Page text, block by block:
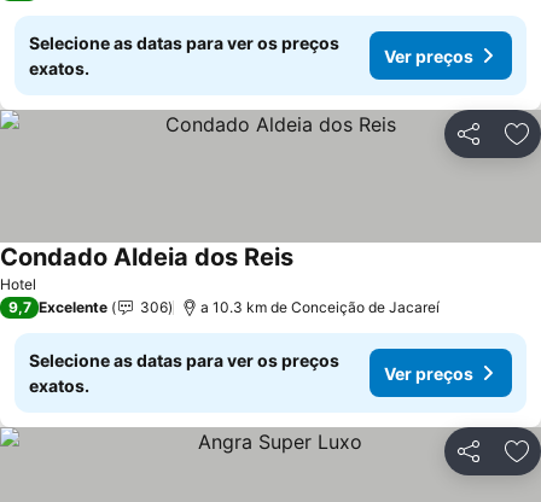
Selecione as datas para ver os preços
exatos.
Ver preços
Partilhar
Hotel
Condado Aldeia dos Reis
9,7 Excelente 306 a 10.3 km de Conceição de Jacareí
Selecione as datas para ver os preços
exatos.
Ver preços
Partilhar